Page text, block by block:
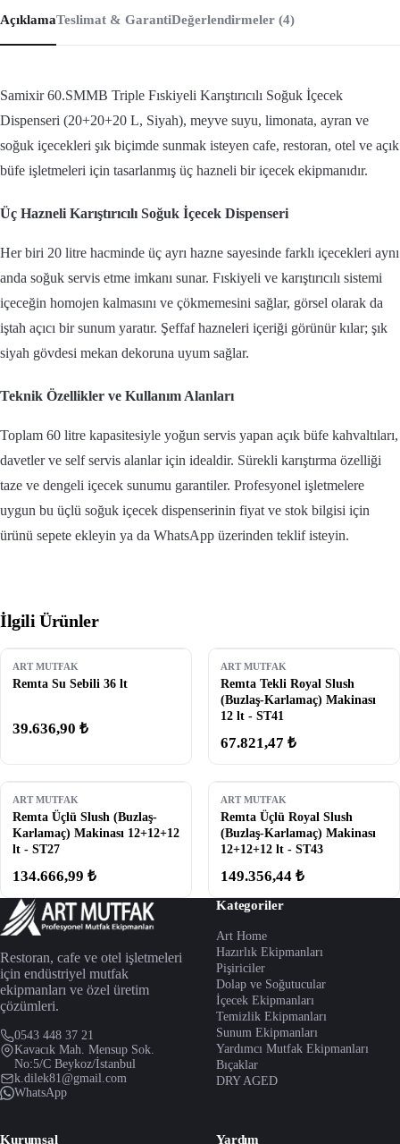
AçıklamaTeslimat & GarantiDeğerlendirmeler (4)
Samixir 60.SMMB Triple Fıskiyeli Karıştırıcılı Soğuk İçecek
Dispenseri (20+20+20 L, Siyah), meyve suyu, limonata, ayran ve
soğuk içecekleri şık biçimde sunmak isteyen cafe, restoran, otel ve açık
büfe işletmeleri için tasarlanmış üç hazneli bir içecek ekipmanıdır.
Üç Hazneli Karıştırıcılı Soğuk İçecek Dispenseri
Her biri 20 litre hacminde üç ayrı hazne sayesinde farklı içecekleri aynı
anda soğuk servis etme imkanı sunar. Fıskiyeli ve karıştırıcılı sistemi
içeceğin homojen kalmasını ve çökmemesini sağlar, görsel olarak da
iştah açıcı bir sunum yaratır. Şeffaf hazneleri içeriği görünür kılar; şık
siyah gövdesi mekan dekoruna uyum sağlar.
Teknik Özellikler ve Kullanım Alanları
Toplam 60 litre kapasitesiyle yoğun servis yapan açık büfe kahvaltıları,
davetler ve self servis alanlar için idealdir. Sürekli karıştırma özelliği
taze ve dengeli içecek sunumu garantiler. Profesyonel işletmelere
uygun bu üçlü soğuk içecek dispenserinin fiyat ve stok bilgisi için
ürünü sepete ekleyin ya da WhatsApp üzerinden teklif isteyin.
İlgili Ürünler
ART MUTFAK
Remta Su Sebili 36 lt
39.636,90 ₺
ART MUTFAK
Remta Tekli Royal Slush
(Buzlaş-Karlamaç) Makinası
12 lt - ST41
67.821,47 ₺
ART MUTFAK
Remta Üçlü Slush (Buzlaş-
Karlamaç) Makinası 12+12+12
lt - ST27
134.666,99 ₺
ART MUTFAK
Remta Üçlü Royal Slush
(Buzlaş-Karlamaç) Makinası
12+12+12 lt - ST43
149.356,44 ₺
Restoran, cafe ve otel işletmeleri
için endüstriyel mutfak
ekipmanları ve özel üretim
çözümleri.
0543 448 37 21
Kavacık Mah. Mensup Sok.
No:5/C Beykoz/İstanbul
k.dilek81@gmail.com
WhatsApp
Kategoriler
Art Home
Hazırlık Ekipmanları
Pişiriciler
Dolap ve Soğutucular
İçecek Ekipmanları
Temizlik Ekipmanları
Sunum Ekipmanları
Yardımcı Mutfak Ekipmanları
Bıçaklar
DRY AGED
Kurumsal Yardım